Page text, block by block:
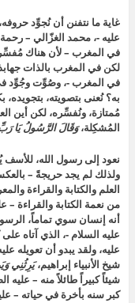
غاية ما نتفنن أن نُجوِّد
عليه -، محمد الغزّالي –
في المغرب – لأن هناك
لكن في المغرب بالذات
في المغرب -، وصُوِّت وجُوِّد
به؟ نُعنى بتصويته، بتجويده،
مُمتازة، ونُفسِّره، لكن أين
المُشكِلة،وَقَالَ الرَّسُولُ يَا
نعود إلى رسول الله،
ولذلك لم يجد حريجةً –
العلم والكتابة والقراءة
من نعمة الكتابة والقراءة
أنه إنسان سوي تماماً،
عليه السلام -، الذي آتاه
عليه، ولقد يبدو أن تعويله
شيخ الأنبياء إبراهيم،يَرِثُنِي
شيئاً كبيراً طائلاً منه – عليه
كبر سنه بأخرة في حياته –